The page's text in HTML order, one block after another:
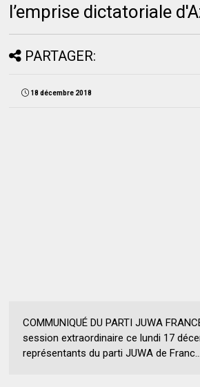
l’emprise dictatoriale
PARTAGER:
18 décembre 2018
COMMUNIQUÉ DU PARTI JUWA
session extraordinaire ce lundi 17
représentants du parti JUWA de Franc...